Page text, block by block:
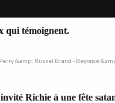
qui témoignent.
Richie à une fête